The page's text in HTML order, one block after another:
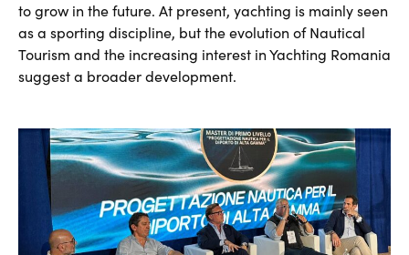
to grow in the future. At present, yachting is mainly seen
as a sporting discipline, but the evolution of Nautical
Tourism and the increasing interest in Yachting Romania
suggest a broader development.